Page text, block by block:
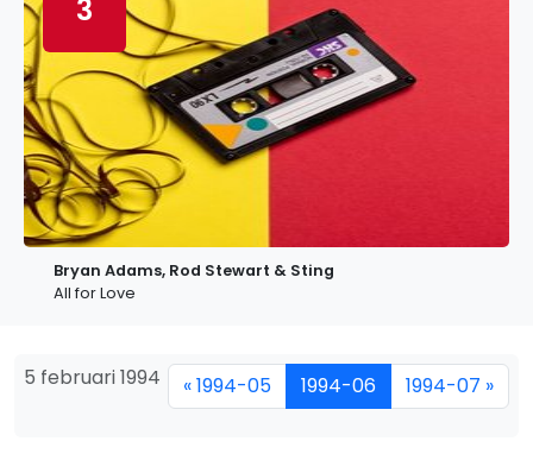
3
Bryan Adams, Rod Stewart & Sting
All for Love
5 februari 1994 « 1994-05 1994-06 1994-07 »